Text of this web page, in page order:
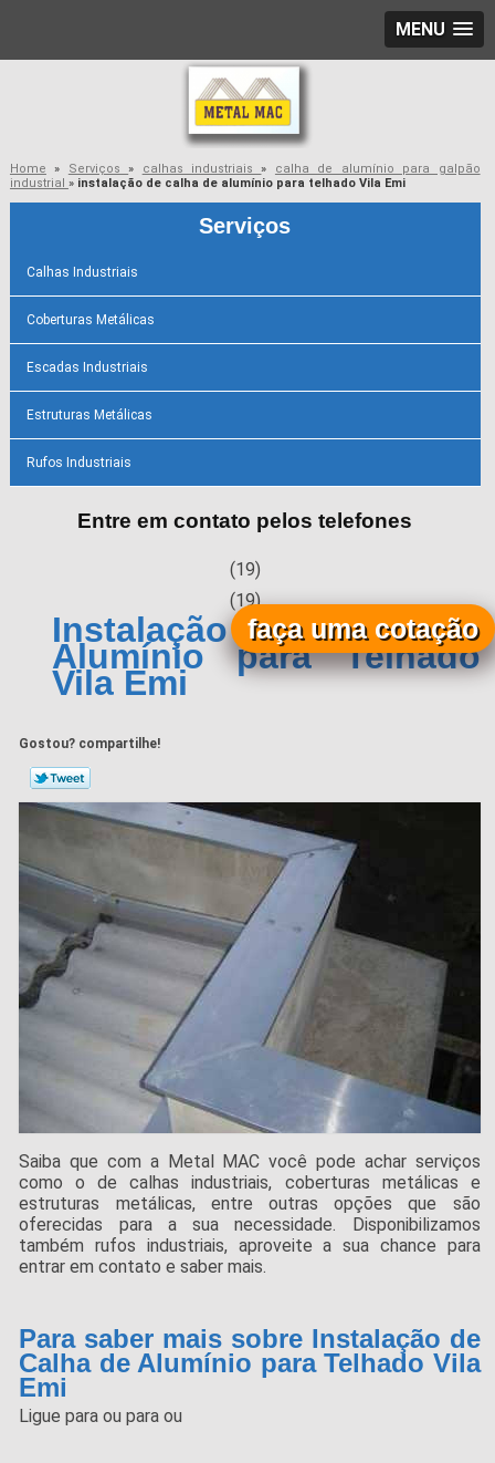
MENU
Home » Serviços» calhas industriais» calha de alumínio para galpão
industrial » instalação de calha de alumínio para telhado Vila Emi
Serviços
Calhas Industriais
Coberturas Metálicas
Escadas Industriais
Estruturas Metálicas
Rufos Industriais
Entre em contato pelos telefones
(19)
(19)
Instalação de Calha de
Alumínio para Telhado
Vila Emi
Gostou? compartilhe!
Saiba que com a Metal MAC você pode achar serviços
como o de calhas industriais, coberturas metálicas e
estruturas metálicas, entre outras opções que são
oferecidas para a sua necessidade. Disponibilizamos
também rufos industriais, aproveite a sua chance para
entrar em contato e saber mais.
Para saber mais sobre Instalação de
Calha de Alumínio para Telhado Vila
Emi
Ligue paraou paraou
faça uma cotação